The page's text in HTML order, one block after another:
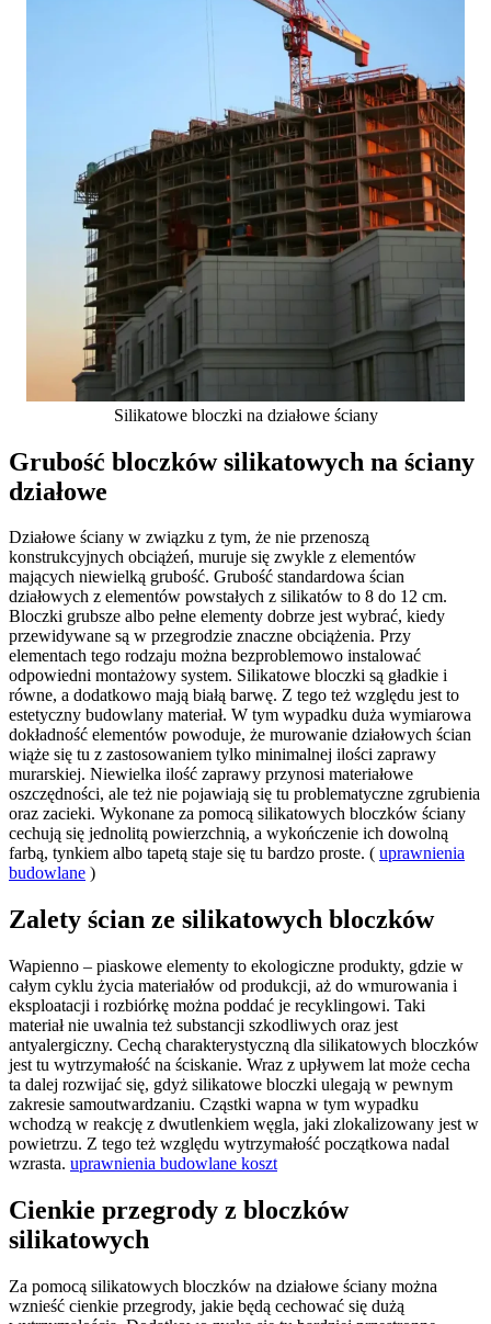
Silikatowe bloczki na działowe ściany
Grubość bloczków silikatowych na ściany
działowe
Działowe ściany w związku z tym, że nie przenoszą
konstrukcyjnych obciążeń, muruje się zwykle z elementów
mających niewielką grubość. Grubość standardowa ścian
działowych z elementów powstałych z silikatów to 8 do 12 cm.
Bloczki grubsze albo pełne elementy dobrze jest wybrać, kiedy
przewidywane są w przegrodzie znaczne obciążenia. Przy
elementach tego rodzaju można bezproblemowo instalować
odpowiedni montażowy system. Silikatowe bloczki są gładkie i
równe, a dodatkowo mają białą barwę. Z tego też względu jest to
estetyczny budowlany materiał. W tym wypadku duża wymiarowa
dokładność elementów powoduje, że murowanie działowych ścian
wiąże się tu z zastosowaniem tylko minimalnej ilości zaprawy
murarskiej. Niewielka ilość zaprawy przynosi materiałowe
oszczędności, ale też nie pojawiają się tu problematyczne zgrubienia
oraz zacieki. Wykonane za pomocą silikatowych bloczków ściany
cechują się jednolitą powierzchnią, a wykończenie ich dowolną
farbą, tynkiem albo tapetą staje się tu bardzo proste. ( uprawnienia
budowlane )
Zalety ścian ze silikatowych bloczków
Wapienno – piaskowe elementy to ekologiczne produkty, gdzie w
całym cyklu życia materiałów od produkcji, aż do wmurowania i
eksploatacji i rozbiórkę można poddać je recyklingowi. Taki
materiał nie uwalnia też substancji szkodliwych oraz jest
antyalergiczny. Cechą charakterystyczną dla silikatowych bloczków
jest tu wytrzymałość na ściskanie. Wraz z upływem lat może cecha
ta dalej rozwijać się, gdyż silikatowe bloczki ulegają w pewnym
zakresie samoutwardzaniu. Cząstki wapna w tym wypadku
wchodzą w reakcję z dwutlenkiem węgla, jaki zlokalizowany jest w
powietrzu. Z tego też względu wytrzymałość początkowa nadal
wzrasta. uprawnienia budowlane koszt
Cienkie przegrody z bloczków
silikatowych
Za pomocą silikatowych bloczków na działowe ściany można
wznieść cienkie przegrody, jakie będą cechować się dużą